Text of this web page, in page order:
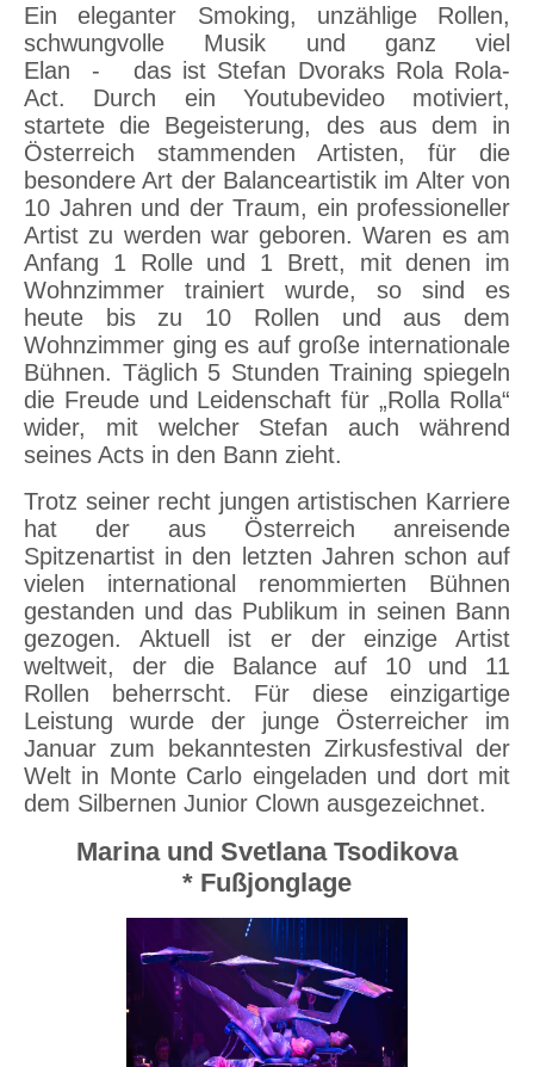
Ein eleganter Smoking, unzählige Rollen,
schwungvolle Musik und ganz viel
Elan - das ist Stefan Dvoraks Rola Rola-
Act. Durch ein Youtubevideo motiviert,
startete die Begeisterung, des aus dem in
Österreich stammenden Artisten, für die
besondere Art der Balanceartistik im Alter von
10 Jahren und der Traum, ein professioneller
Artist zu werden war geboren. Waren es am
Anfang 1 Rolle und 1 Brett, mit denen im
Wohnzimmer trainiert wurde, so sind es
heute bis zu 10 Rollen und aus dem
Wohnzimmer ging es auf große internationale
Bühnen. Täglich 5 Stunden Training spiegeln
die Freude und Leidenschaft für „Rolla Rolla“
wider, mit welcher Stefan auch während
seines Acts in den Bann zieht.
Trotz seiner recht jungen artistischen Karriere
hat der aus Österreich anreisende
Spitzenartist in den letzten Jahren schon auf
vielen international renommierten Bühnen
gestanden und das Publikum in seinen Bann
gezogen. Aktuell ist er der einzige Artist
weltweit, der die Balance auf 10 und 11
Rollen beherrscht. Für diese einzigartige
Leistung wurde der junge Österreicher im
Januar zum bekanntesten Zirkusfestival der
Welt in Monte Carlo eingeladen und dort mit
dem Silbernen Junior Clown ausgezeichnet.
Marina und Svetlana Tsodikova
* Fußjonglage